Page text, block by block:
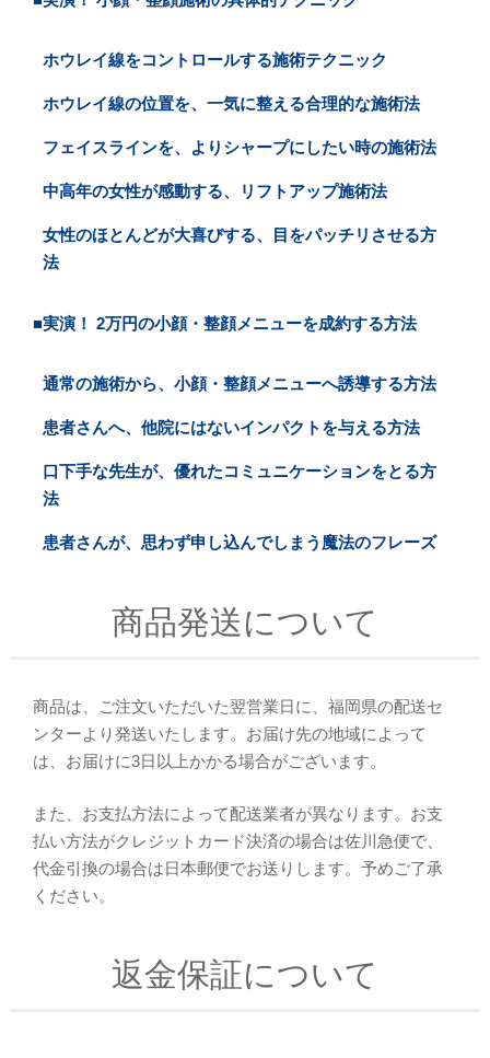
ホウレイ線をコントロールする施術テクニック
ホウレイ線の位置を、一気に整える合理的な施術法
フェイスラインを、よりシャープにしたい時の施術法
中高年の女性が感動する、リフトアップ施術法
女性のほとんどが大喜びする、目をパッチリさせる方
法
■実演！ 2万円の小顔・整顔メニューを成約する方法
通常の施術から、小顔・整顔メニューへ誘導する方法
患者さんへ、他院にはないインパクトを与える方法
口下手な先生が、優れたコミュニケーションをとる方
法
患者さんが、思わず申し込んでしまう魔法のフレーズ
商品発送について
商品は、ご注文いただいた翌営業日に、福岡県の配送セ
ンターより発送いたします。お届け先の地域によって
は、お届けに3日以上かかる場合がございます。
また、お支払方法によって配送業者が異なります。お支
払い方法がクレジットカード決済の場合は佐川急便で、
代金引換の場合は日本郵便でお送りします。予めご了承
ください。
返金保証について